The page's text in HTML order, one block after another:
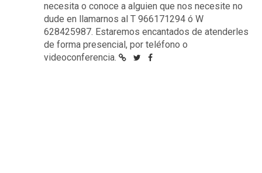
necesita o conoce a alguien que nos necesite no
dude en llamarnos al T 966171294 ó W
628425987. Estaremos encantados de atenderles
de forma presencial, por teléfono o
videoconferencia.